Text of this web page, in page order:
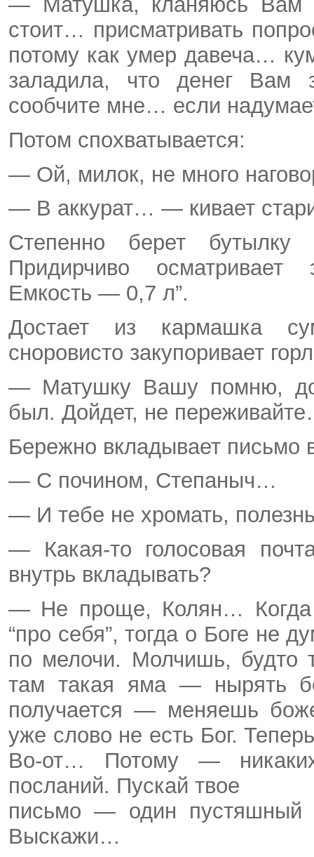
стоит… присматривать
потому как умер давеча…
заладила, что денег Вам
сообчите мне… если
Потом спохватывается:
— Ой, милок, не много
— В аккурат… — кивает
Степенно берет
Придирчиво осматривает
Емкость — 0,7 л”.
Достает из кармашка
сноровисто закупоривает
— Матушку Вашу помню,
был. Дойдет, не
Бережно вкладывает письмо
— С почином, Степаныч…
— И тебе не хромать,
— Какая-то голосовая
внутрь вкладывать?
— Не проще, Колян… Когда
“про себя”, тогда о Боге не
по мелочи. Молчишь, будто
там такая яма — нырять
получается — меняешь
уже слово не есть Бог.
Во-от… Потому —
посланий. Пускай твое
письмо — один пустяшный
Выскажи…